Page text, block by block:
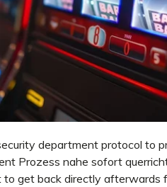
department protocol to
Prozess nahe sofort
get back directly afterwards